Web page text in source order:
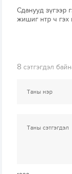
Сданууд зүгээр
жишиг нтр ч гэх
8 сэтгэгдэл